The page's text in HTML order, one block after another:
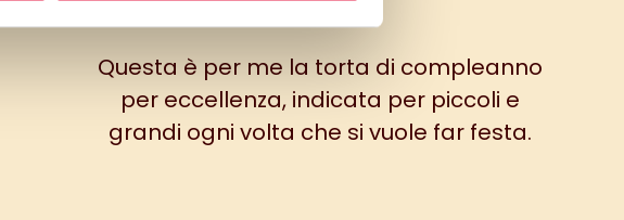
Questa è per me la torta di compleanno
per eccellenza, indicata per piccoli e
grandi ogni volta che si vuole far festa.